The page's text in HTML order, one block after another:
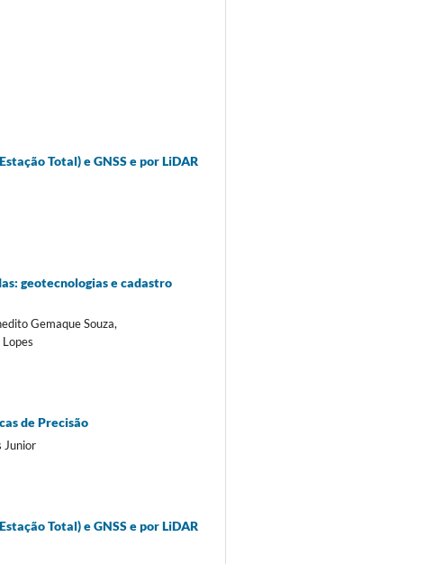
Total) e GNSS e por LiDAR
geotecnologias e cadastro
Gemaque Souza,
de Precisão
Junior
Total) e GNSS e por LiDAR